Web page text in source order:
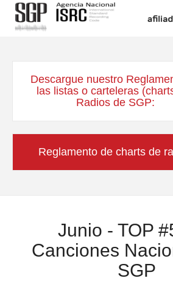
Descargue nuestro
las listas o carteleras
Radios de SGP:
Reglamento de charts de
Junio - TOP
Canciones
SGP